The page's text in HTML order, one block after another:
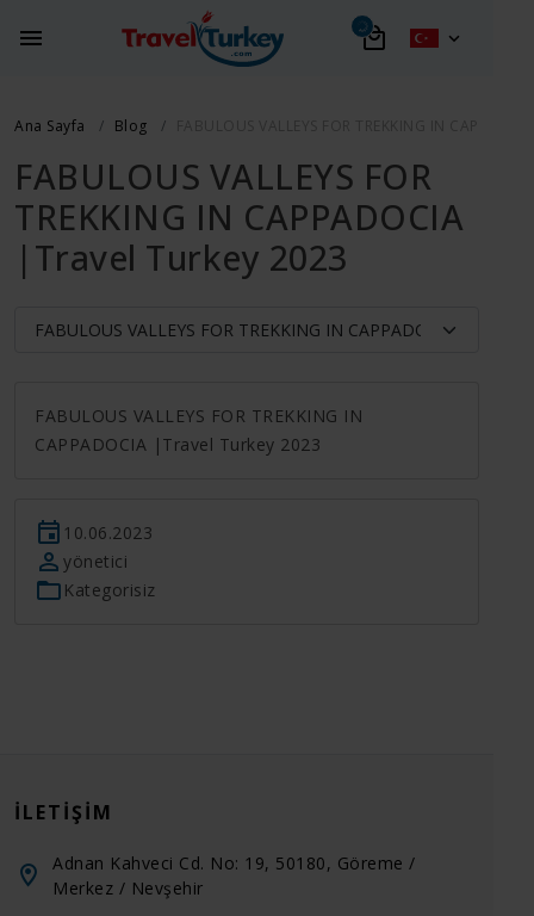
Ana Sayfa Blog
FABULOUS VALLEYS FOR
TREKKING IN CAPPADOCIA
|Travel Turkey 2023
FABULOUS VALLEYS FOR TREKKING IN
CAPPADOCIA |Travel Turkey 2023
10.06.2023
yönetici
Kategorisiz
İLETIŞIM
Adnan Kahveci Cd. No: 19, 50180, Göreme /
Merkez / Nevşehir